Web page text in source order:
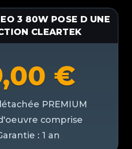
3 80W POSE D UNE
CLEARTEK
€